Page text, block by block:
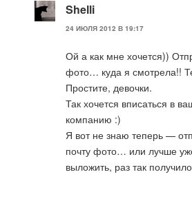
Shelli
24 ИЮЛЯ 2012 В 19:17
Ой а как мне хочется))
фото… куда я смотрела!!
Простите, девочки.
Так хочется вписаться в
компанию :)
Я вот не знаю теперь —
почту фото… или лучше
выложить, раз так